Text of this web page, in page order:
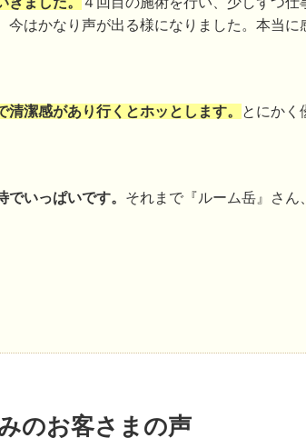
今はかなり声が出る様になりました。本当に
清潔感があり行くとホッとします。
とにかく
いっぱいです。 それまで『ルーム岳』さん
のお客さまの声